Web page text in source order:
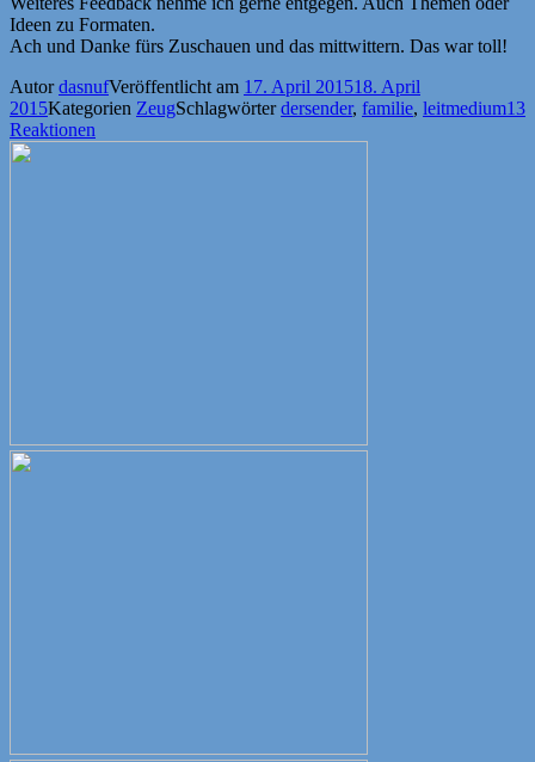
Ideen zu Formaten.
Ach und Danke fürs Zuschauen und das mittwittern. Das war toll!
AutordasnufVeröffentlicht am 17. April 201518. April
2015Kategorien ZeugSchlagwörterdersender, familie, leitmedium13
Reaktionen